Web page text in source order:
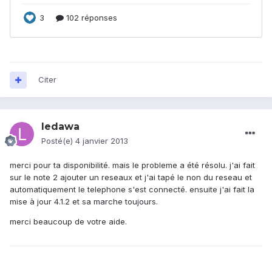
Citer
ledawa
Posté(e) 4 janvier 2013
merci pour ta disponibilité. mais le probleme a été résolu. j'ai fait
sur le note 2 ajouter un reseaux et j'ai tapé le non du reseau et
automatiquement le telephone s'est connecté. ensuite j'ai fait la
mise à jour 4.1.2 et sa marche toujours.
merci beaucoup de votre aide.